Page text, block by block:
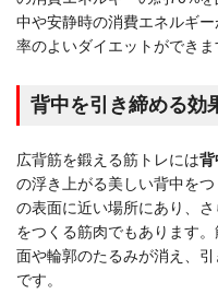
中や安静時の消費エネルギ
率のよいダイエットができま
背中を引き締める効
広背筋を鍛える筋トレには背
の浮き上がる美しい背中を
の表面に近い場所にあり、
をつくる筋肉でもあります
面や輪郭のたるみが消え、
です。